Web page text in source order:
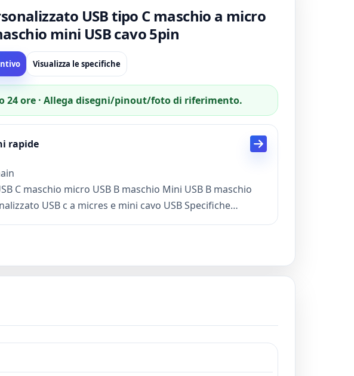
USB tipo C maschio a micro
mini USB cavo 5pin
Visualizza le specifiche
24 ore · Allega disegni/pinout/foto di riferimento.
rapide
Connettore: USB C maschio micro USB B maschio Mini USB B maschio
USB c a micres e mini cavo USB Specifiche
capacità personalizzata è il supporto
tariffa USB C per caricare telefoni cellulari e pad